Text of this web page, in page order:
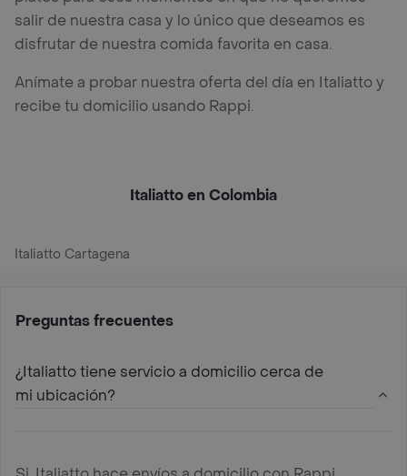
salir de nuestra casa y lo único que deseamos es
disfrutar de nuestra comida favorita en casa.
Anímate a probar nuestra oferta del día en Italiatto y
recibe tu domicilio usando Rappi.
Italiatto en Colombia
Italiatto Cartagena
Preguntas frecuentes
¿Italiatto tiene servicio a domicilio cerca de
mi ubicación?